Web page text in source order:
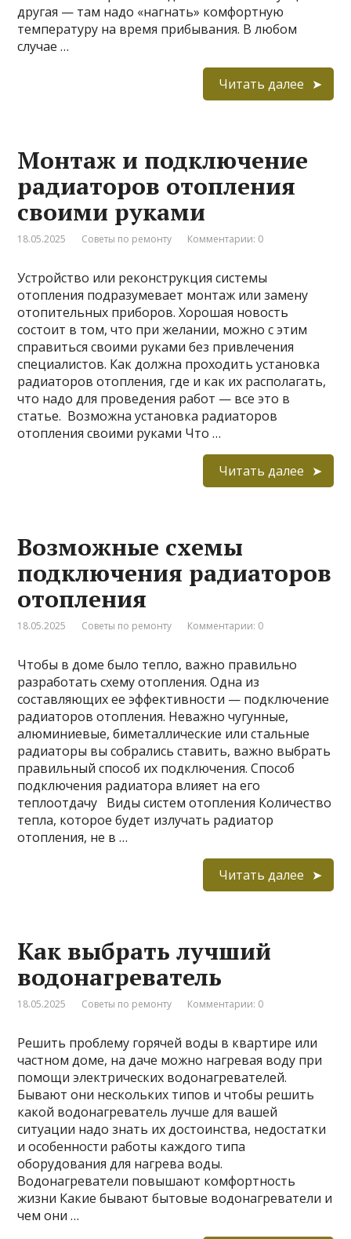
другая — там надо «нагнать» комфортную
температуру на время прибывания. В любом
случае …
Читать далее
Монтаж и подключение
радиаторов отопления
своими руками
18.05.2025 Советы по ремонту Комментарии: 0
Устройство или реконструкция системы
отопления подразумевает монтаж или замену
отопительных приборов. Хорошая новость
состоит в том, что при желании, можно с этим
справиться своими руками без привлечения
специалистов. Как должна проходить установка
радиаторов отопления, где и как их располагать,
что надо для проведения работ — все это в
статье. Возможна установка радиаторов
отопления своими руками Что …
Читать далее
Возможные схемы
подключения радиаторов
отопления
18.05.2025 Советы по ремонту Комментарии: 0
Чтобы в доме было тепло, важно правильно
разработать схему отопления. Одна из
составляющих ее эффективности — подключение
радиаторов отопления. Неважно чугунные,
алюминиевые, биметаллические или стальные
радиаторы вы собрались ставить, важно выбрать
правильный способ их подключения. Способ
подключения радиатора влияет на его
теплоотдачу Виды систем отопления Количество
тепла, которое будет излучать радиатор
отопления, не в …
Читать далее
Как выбрать лучший
водонагреватель
18.05.2025 Советы по ремонту Комментарии: 0
Решить проблему горячей воды в квартире или
частном доме, на даче можно нагревая воду при
помощи электрических водонагревателей.
Бывают они нескольких типов и чтобы решить
какой водонагреватель лучше для вашей
ситуации надо знать их достоинства, недостатки
и особенности работы каждого типа
оборудования для нагрева воды.
Водонагреватели повышают комфортность
жизни Какие бывают бытовые водонагреватели и
чем они …